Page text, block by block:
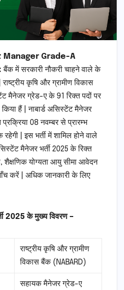
Manager Grade-A
बैंक में सरकारी नौकरी चाहने वाले के
कृषि और ग्रामीण विकास
मैनेजर ग्रेड-ए के 91 रिक्त पदों पर
किया हैं | नाबार्ड असिस्टेंट मैनेजर
08 नवम्बर से प्रारम्भ
| इस भर्ती में शामिल होने वाले
मैनेजर भर्ती 2025 के रिक्त
शैक्षणिक योग्यता आयु सीमा आवेदन
करें | अधिक जानकारी के लिए
2025 के मुख्य विवरण –
राष्ट्रीय कृषि और ग्रामीण
विकास बैंक (NABARD)
सहायक मैनेजर ग्रेड-ए